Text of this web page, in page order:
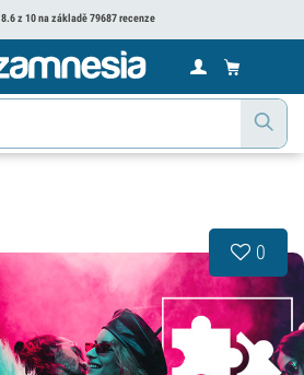
8.6 z 10 na základě 79687 recenze
0